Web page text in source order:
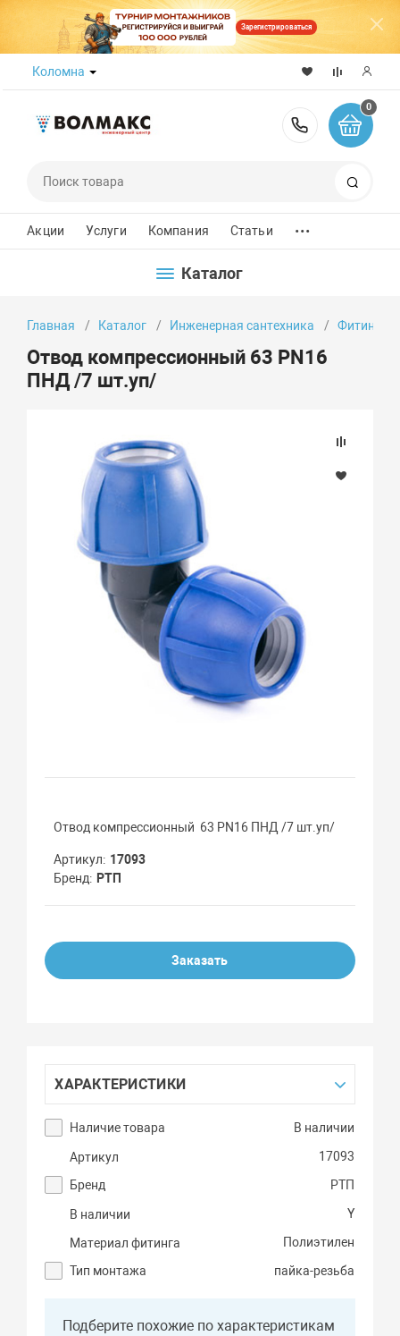
Зарегистрироваться
Коломна
8 (800)
0
Акции Услуги Компания Статьи ...
Каталог
Главная Каталог Инженерная сантехника Фитинги
Отвод компрессионный 63 PN16
ПНД /7 шт.уп/
Отвод компрессионный 63 PN16 ПНД /7 шт.уп/
Артикул
17093
Бренд
РТП
Заказать
ХАРАКТЕРИСТИКИ
Наличие товара В наличии
Артикул
17093
Бренд
РТП
В наличии Y
Материал фитинга
Полиэтилен
Тип монтажа
пайка-резьба
Подберите похожие по характеристикам